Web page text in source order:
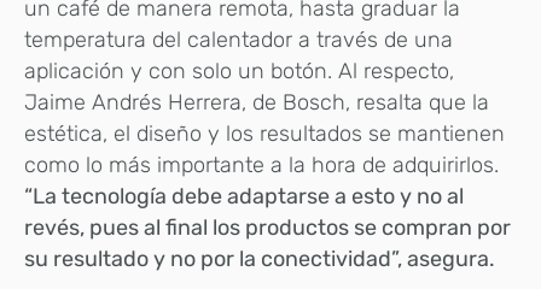
un café de manera remota, hasta graduar la
temperatura del calentador a través de una
aplicación y con solo un botón. Al respecto,
Jaime Andrés Herrera, de Bosch, resalta que la
estética, el diseño y los resultados se mantienen
como lo más importante a la hora de adquirirlos.
“La tecnología debe adaptarse a esto y no al
revés, pues al final los productos se compran por
su resultado y no por la conectividad”, asegura.